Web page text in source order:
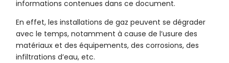
informations contenues dans ce document.
En effet, les installations de gaz peuvent se dégrader
avec le temps, notamment à cause de l’usure des
matériaux et des équipements, des corrosions, des
infiltrations d’eau, etc.